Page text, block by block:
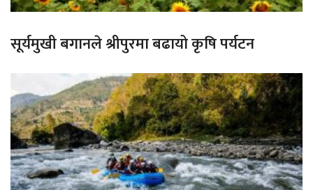
सूर्यमुखी बगानले श्रीपुरमा बढायो कृषि पर्यटन